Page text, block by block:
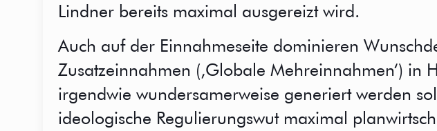
Lindner bereits maximal ausgereizt wird.
Auch auf der Einnahmeseite dominieren
Zusatzeinnahmen (,Globale Mehreinnahmen‘)
irgendwie wundersamerweise generiert werden
ideologische Regulierungswut maximal